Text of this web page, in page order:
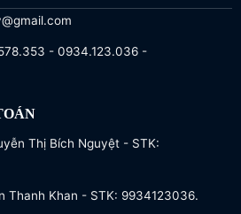
- 0934.123.036 -
Thị Bích Nguyệt - STK:
Thanh Khan - STK: 9934123036.